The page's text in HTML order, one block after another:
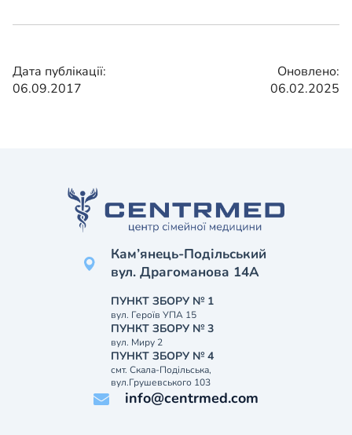
Дата публікації:
06.09.2017
Оновлено:
06.02.2025
Кам’янець-Подільський
вул. Драгоманова 14А
ПУНКТ ЗБОРУ № 1
вул. Героїв УПА 15
ПУНКТ ЗБОРУ № 3
вул. Миру 2
ПУНКТ ЗБОРУ № 4
смт. Скала-Подільська,
вул.Грушевського 103
info@centrmed.com